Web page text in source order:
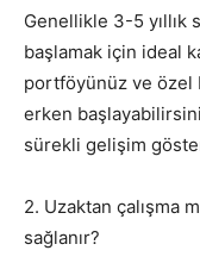
Genellikle 3-5
başlamak için ideal
portföyünüz ve özel
erken
sürekli gelişim
2. Uzaktan çalışma
sağlanır?